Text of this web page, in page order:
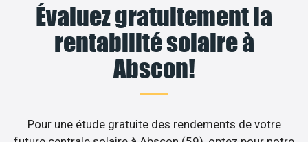
Évaluez gratuitement la
rentabilité solaire à
Abscon!
Pour une étude gratuite des rendements de votre